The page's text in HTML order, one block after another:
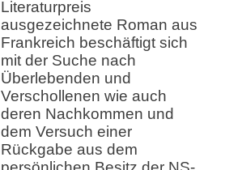
Literaturpreis
ausgezeichnete Roman aus
Frankreich beschäftigt sich
mit der Suche nach
Überlebenden und
Verschollenen wie auch
deren Nachkommen und
dem Versuch einer
Rückgabe aus dem